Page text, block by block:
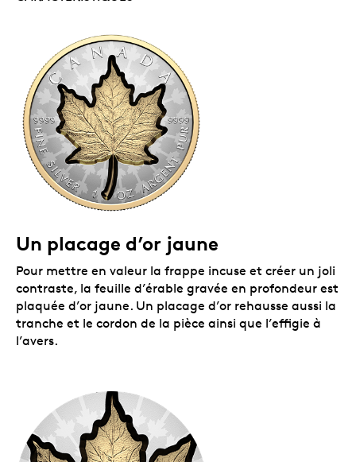
Un placage d’or jaune
Pour mettre en valeur la frappe incuse et créer un joli
contraste, la feuille d’érable gravée en profondeur est
plaquée d’or jaune. Un placage d’or rehausse aussi la
tranche et le cordon de la pièce ainsi que l’effigie à
l’avers.